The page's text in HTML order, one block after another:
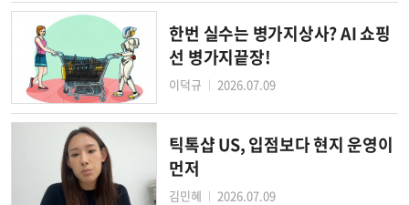
한번 실수는 병가지상사? AI 쇼핑
선 병가지끝장!
이덕규 │ 2026.07.09
틱톡샵 US, 입점보다 현지 운영이
먼저
김민혜 │ 2026.07.09